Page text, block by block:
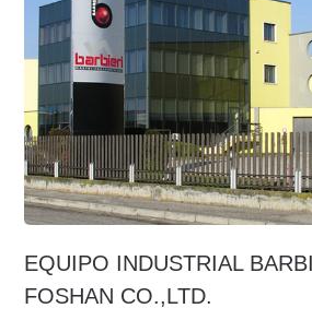
EQUIPO INDUSTRIAL
FOSHAN CO.,LTD.